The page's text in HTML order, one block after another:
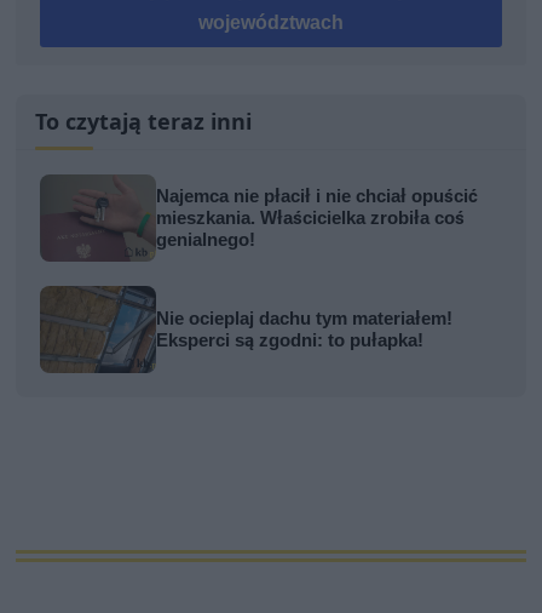
województwach
To czytają teraz inni
Najemca nie płacił i nie chciał opuścić
mieszkania. Właścicielka zrobiła coś
genialnego!
Nie ocieplaj dachu tym materiałem!
Eksperci są zgodni: to pułapka!